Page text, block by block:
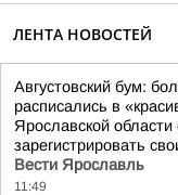
ЛЕНТА НОВОСТЕЙ
Августовский бум:
расписались в
Ярославской
зарегистрировать
Вести Ярославль
11:49